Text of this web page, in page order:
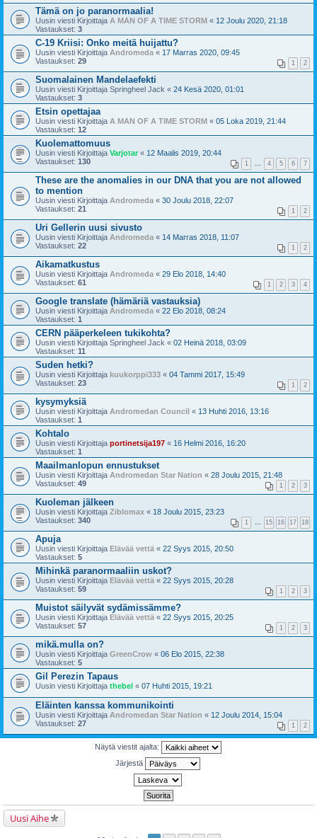
Tämä on jo paranormaalia!
Uusin viesti Kirjoittaja A MAN OF A TIME STORM « 12 Joulu 2020, 21:18
Vastaukset: 3
C-19 Kriisi: Onko meitä huijattu?
Uusin viesti Kirjoittaja Andromeda « 17 Marras 2020, 09:45
Vastaukset: 29 1 2
Suomalainen Mandelaefekti
Uusin viesti Kirjoittaja Springheel Jack « 24 Kesä 2020, 01:01
Vastaukset: 3
Etsin opettajaa
Uusin viesti Kirjoittaja A MAN OF A TIME STORM « 05 Loka 2019, 21:44
Vastaukset: 12
Kuolemattomuus
Uusin viesti Kirjoittaja Varjotar « 12 Maalis 2019, 20:44
Vastaukset: 130 1 … 4 5 6 7
These are the anomalies in our DNA that you are not allowed
to mention
Uusin viesti Kirjoittaja Andromeda « 30 Joulu 2018, 22:07
Vastaukset: 21 1 2
Uri Gellerin uusi sivusto
Uusin viesti Kirjoittaja Andromeda « 14 Marras 2018, 11:07
Vastaukset: 22 1 2
Aikamatkustus
Uusin viesti Kirjoittaja Andromeda « 29 Elo 2018, 14:40
Vastaukset: 61 1 2 3 4
Google translate (hämäriä vastauksia)
Uusin viesti Kirjoittaja Andromeda « 22 Elo 2018, 08:24
Vastaukset: 1
CERN pääperkeleen tukikohta?
Uusin viesti Kirjoittaja Springheel Jack « 02 Heinä 2018, 03:09
Vastaukset: 11
Suden hetki?
Uusin viesti Kirjoittaja kuukorppi333 « 04 Tammi 2017, 15:49
Vastaukset: 23 1 2
kysymyksiä
Uusin viesti Kirjoittaja Andromedan Council « 13 Huhti 2016, 13:16
Vastaukset: 1
Kohtalo
Uusin viesti Kirjoittaja portinetsija197 « 16 Helmi 2016, 16:20
Vastaukset: 1
Maailmanlopun ennustukset
Uusin viesti Kirjoittaja Andromedan Star Nation « 28 Joulu 2015, 21:48
Vastaukset: 49 1 2 3
Kuoleman jälkeen
Uusin viesti Kirjoittaja Ziblomax « 18 Joulu 2015, 23:23
Vastaukset: 340 1 … 15 16 17 18
Apuja
Uusin viesti Kirjoittaja Elävää vettä « 22 Syys 2015, 20:50
Vastaukset: 5
Mihinkä paranormaaliin uskot?
Uusin viesti Kirjoittaja Elävää vettä « 22 Syys 2015, 20:28
Vastaukset: 59 1 2 3
Muistot säilyvät sydämissämme?
Uusin viesti Kirjoittaja Elävää vettä « 22 Syys 2015, 20:25
Vastaukset: 57 1 2 3
mikä.mulla on?
Uusin viesti Kirjoittaja GreenCrow « 06 Elo 2015, 22:38
Vastaukset: 5
Gil Perezin Tapaus
Uusin viesti Kirjoittaja thebel « 07 Huhti 2015, 19:21
Eläinten kanssa kommunikointi
Uusin viesti Kirjoittaja Andromedan Star Nation « 12 Joulu 2014, 15:04
Vastaukset: 27 1 2
Näytä viestit ajalta:
Järjestä
Uusi Aihe